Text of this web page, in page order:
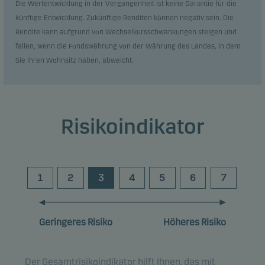
Die Wertentwicklung in der Vergangenheit ist keine Garantie für die
künftige Entwicklung. Zukünftige Renditen können negativ sein. Die
Rendite kann aufgrund von Wechselkursschwankungen steigen und
fallen, wenn die Fondswährung von der Währung des Landes, in dem
Sie Ihren Wohnsitz haben, abweicht.
Risikoindikator
1 2 3 4 5 6 7
Geringeres Risiko Höheres Risiko
Der Gesamtrisikoindikator hilft Ihnen, das mit